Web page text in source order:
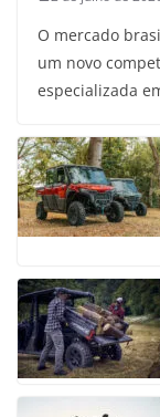
O mercado
um novo
especializada